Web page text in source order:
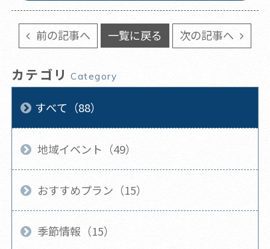
前の記事へ 一覧に戻る 次の記事へ
カテゴリ Category
すべて（88）
地域イベント（49）
おすすめプラン（15）
季節情報（15）